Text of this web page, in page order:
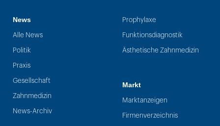
News
Alle News
Politik
Praxis
Gesellschaft
Zahnmedizin
News-Archiv
Prophylaxe
Funktionsdiagnostik
Ästhetische Zahnmedizin
Markt
Marktanzeigen
Firmenverzeichnis